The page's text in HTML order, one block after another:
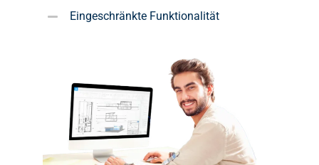
Eingeschränkte Funktionalität